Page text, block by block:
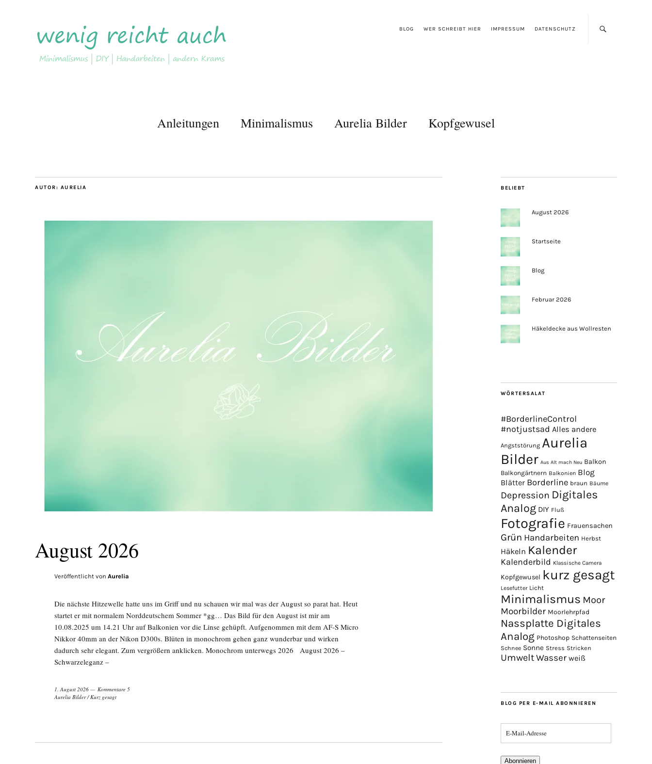
BLOG WER SCHREIBT HIER IMPRESSUM DATENSCHUTZ
Anleitungen Minimalismus Aurelia Bilder Kopfgewusel
AUTOR: AURELIA
August 2026
Veröffentlicht von Aurelia
Die nächste Hitzewelle hatte uns im Griff und nu schauen wir mal was der August so parat hat. Heut
startet er mit normalem Norddeutschem Sommer *gg… Das Bild für den August ist mir am
10.08.2025 um 14.21 Uhr auf Balkonien vor die Linse gehüpft. Aufgenommen mit dem AF-S Micro
Nikkor 40mm an der Nikon D300s. Blüten in monochrom gehen ganz wunderbar und wirken
dadurch sehr elegant. Zum vergrößern anklicken. Monochrom unterwegs 2026 August 2026 –
Schwarzeleganz –
1. August 2026
Kommentare 5
Aurelia Bilder/Kurz gesagt
BELIEBT
August 2026
Startseite
Blog
Februar 2026
Häkeldecke aus Wollresten
WÖRTERSALAT
#BorderlineControl
#notjustsad Alles andere
Angststörung Aurelia
Bilder Aus Alt mach Neu Balkon
Balkongärtnern Balkonien Blog
Blätter Borderline braun Bäume
Depression Digitales
Analog DIY Fluß
Fotografie Frauensachen
Grün Handarbeiten Herbst
Häkeln Kalender
Kalenderbild Klassische Camera
Kopfgewusel kurz gesagt
Lesefutter Licht
Minimalismus Moor
Moorbilder Moorlehrpfad
Nassplatte Digitales
Analog Photoshop Schattenseiten
Schnee Sonne Stress Stricken
UmweltWasser weiß
BLOG PER E-MAIL ABONNIEREN
Abonnieren